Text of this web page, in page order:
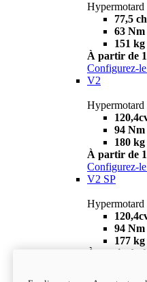
77,5 ch
63 Nm
151 kg
À partir de
Configurez-le
V2
Hypermotard
94 Nm
180 kg
À partir de
Configurez-le
V2 SP
94 Nm
177 kg
À partir de
new
V2 SP